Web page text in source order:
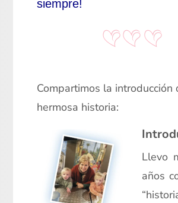
siempre!
Compartimos la introducción
hermosa historia:
Llevo
años